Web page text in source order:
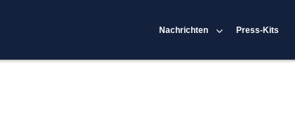
Nachrichten Press-Kits